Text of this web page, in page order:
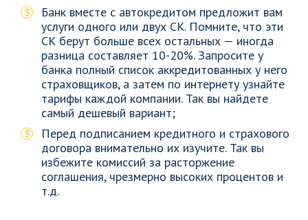
Банк вместе с автокредитом предложит вам
услуги одного или двух СК. Помните, что эти
СК берут больше всех остальных — иногда
разница составляет 10-20%. Запросите у
банка полный список аккредитованных у него
страховщиков, а затем по интернету узнайте
тарифы каждой компании. Так вы найдете
самый дешевый вариант;
Перед подписанием кредитного и страхового
договора внимательно их изучите. Так вы
избежите комиссий за расторжение
соглашения, чрезмерно высоких процентов и
т.д.